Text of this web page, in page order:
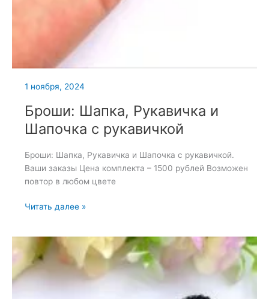
1 ноября, 2024
Броши: Шапка, Рукавичка и
Шапочка с рукавичкой
Броши: Шапка, Рукавичка и Шапочка с рукавичкой.
Ваши заказы Цена комплекта – 1500 рублей Возможен
повтор в любом цвете
Броши:
Шапочка
с
рукавичкой
Читать далее »